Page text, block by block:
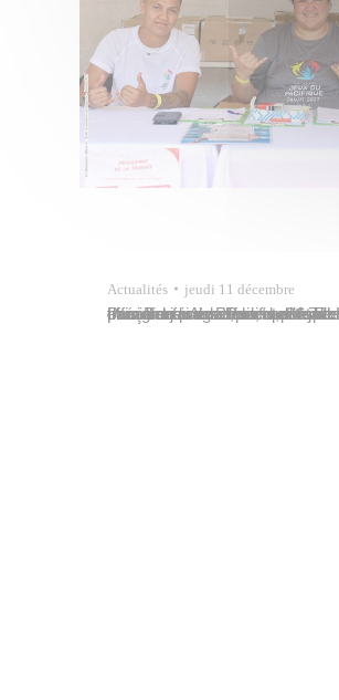
Actualités jeudi 11 décembre
Pour la troisième fois et plus de 32 ans après les derniers jeux du Pacifique à Tahiti, la Polynésie française accueillera, du 24 juillet au 6 août 2027, le plus grand rassemblement sportif des peuples océaniens. Aussi, samedi 6